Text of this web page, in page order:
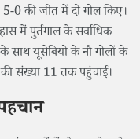
0 की जीत में दो गोल किए।
में पुर्तगाल के सर्वाधिक
साथ यूसेबियो के नौ गोलों के
संख्या 11 तक पहुंचाई।